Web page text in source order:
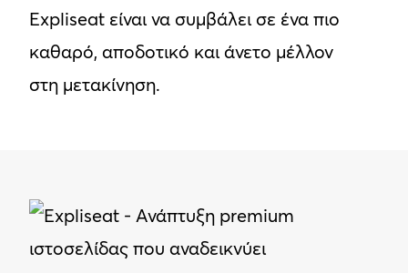
Expliseat είναι να συμβάλει σε ένα πιο
καθαρό, αποδοτικό και άνετο μέλλον
στη μετακίνηση.